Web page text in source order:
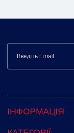
ІНФОРМАЦІЯ